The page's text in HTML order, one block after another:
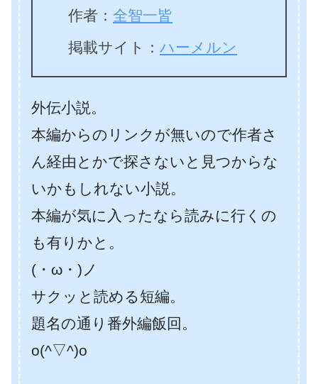
作者： 全智一皆
掲載サイト： ハーメルン
外伝小説。
本編からのリンクが無いので作者さ
ん経由とかで探さないと見つからな
いかもしれない小説。
本編が気に入ったなら読みに行くの
も有りかと。
(・ω・)ノ
サクッと読める短編。
題名の通り番外編飯回。
o(^▽^)o